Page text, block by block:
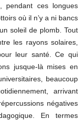
pendant ces longues
où il n’y a ni bancs
soleil de plomb. Tout
les rayons solaires,
leur santé. Ce qui
jusque-là mises en
beaucoup
arrivant
négatives
En termes